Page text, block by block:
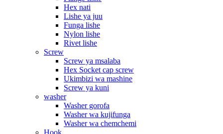
Hex nati
Lishe ya juu
Funga lishe
Nylon lishe
Rivet lishe
Screw
Screw ya msalaba
Hex Socket cap screw
Ukimbizi wa mashine
Screw ya kuni
washer
Washer gorofa
Washer wa kujifunga
Washer wa chemchemi
Hook